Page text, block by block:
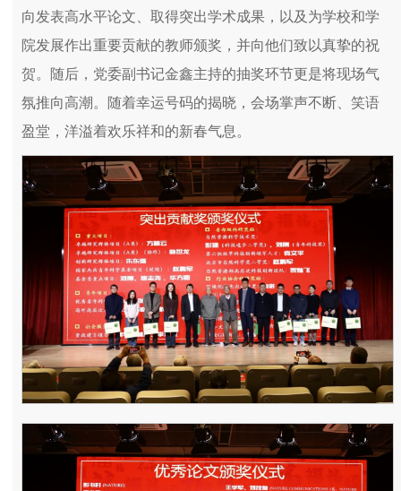
向发表高水平论文、取得突出学术成果，以及为学校和学
院发展作出重要贡献的教师颁奖，并向他们致以真挚的祝
贺。随后，党委副书记金鑫主持的抽奖环节更是将现场气
氛推向高潮。随着幸运号码的揭晓，会场掌声不断、笑语
盈堂，洋溢着欢乐祥和的新春气息。